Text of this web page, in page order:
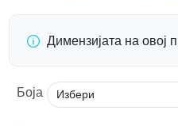
Димензијата на овој
Боја